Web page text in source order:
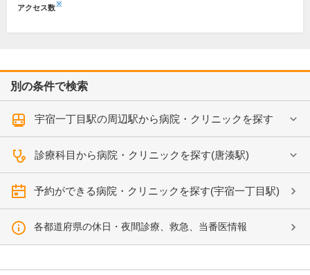
アクセス数※
別の条件で検索
宇宿一丁目駅の周辺駅から病院・クリニックを探す
診療科目から病院・クリニックを探す(唐湊駅)
予約ができる病院・クリニックを探す(宇宿一丁目駅)
各都道府県の休日・夜間診療、救急、当番医情報